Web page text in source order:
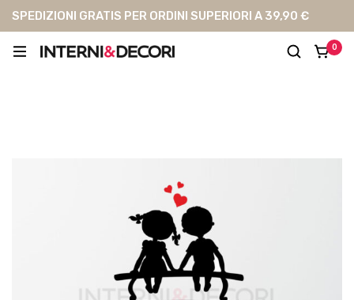
SPEDIZIONI GRATIS PER ORDINI SUPERIORI A 39,90 €
0